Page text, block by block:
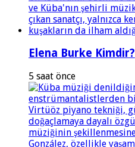
Elena Burke Kimdir?
5 saat önce